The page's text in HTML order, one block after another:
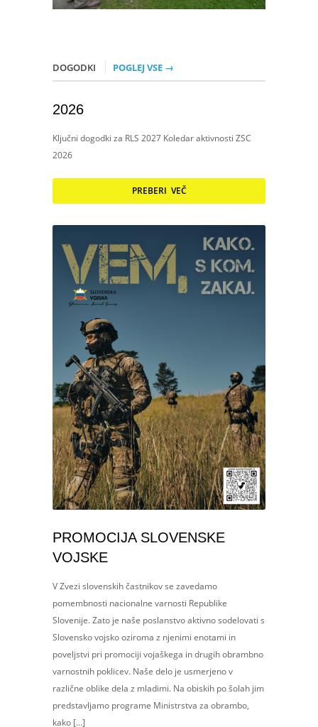
DOGODKI POGLEJ VSE →
2026
Ključni dogodki za RLS 2027 Koledar aktivnosti ZSC
2026
PREBERI VEČ
PROMOCIJA SLOVENSKE
VOJSKE
V Zvezi slovenskih častnikov se zavedamo
pomembnosti nacionalne varnosti Republike
Slovenije. Zato je naše poslanstvo aktivno sodelovati s
Slovensko vojsko oziroma z njenimi enotami in
poveljstvi pri promociji vojaškega in drugih obrambno
varnostnih poklicev. Naše delo je usmerjeno v
različne oblike dela z mladimi. Na obiskih po šolah jim
predstavljamo programe Ministrstva za obrambo,
kako […]